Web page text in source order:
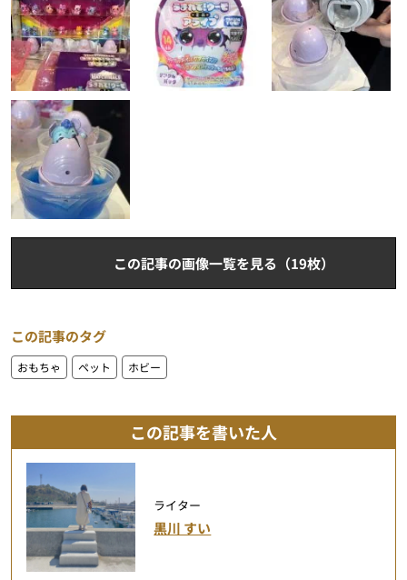
この記事の画像一覧を見る（19枚）
この記事のタグ
おもちゃ ペット ホビー
この記事を書いた人
ライター
黒川 すい